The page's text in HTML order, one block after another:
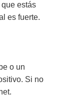
estás
es fuerte.
o un
Si no